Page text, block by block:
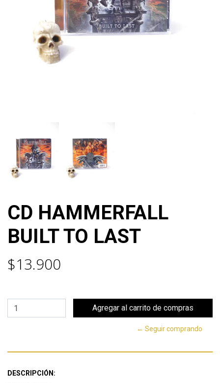
CD HAMMERFALL
BUILT TO LAST
$13.900
← Seguir comprando
DESCRIPCIÓN: